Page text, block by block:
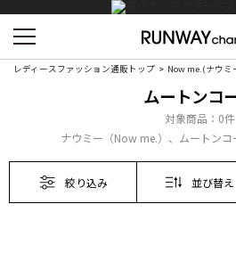
レディースファッション通販トップ Now me.(ナウミ
ムートンコ
対象商品： 0件
ナウミー（Now me.）、ムートンコ
絞り込み 並び替え